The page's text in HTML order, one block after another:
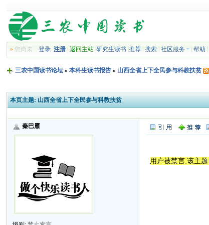
» 您尚未登录 注册 |返回主站 |研究生读书 |推荐 |搜索 |社区服务 |帮助
三农中国读书论坛 »本科生读书报告 » 山西全省上下全民参与科教扶贫
本页主题: 山西全省上下全民参与科教扶贫
秦巴雁
用户被禁言,该主